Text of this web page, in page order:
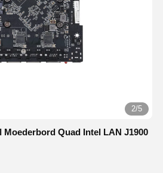
2/5
Moederbord Quad Intel LAN J1900